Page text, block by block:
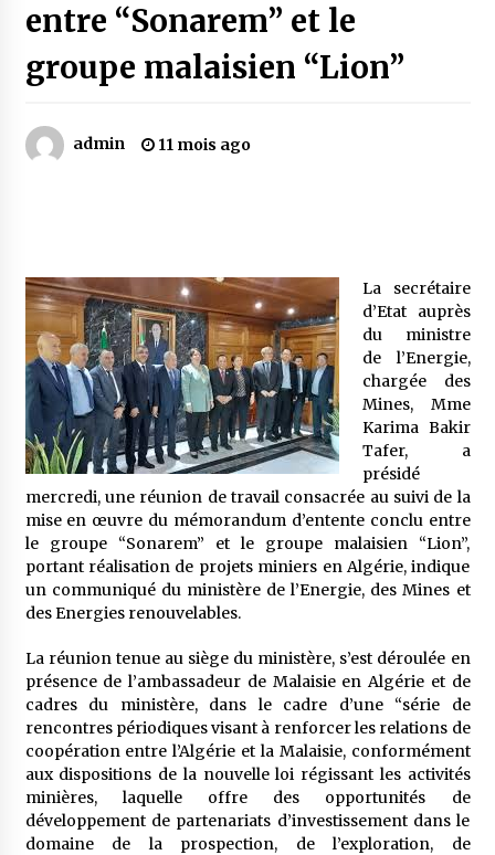
montagnards
Le bouc de l’Au-delà
5 ans ago
Le monstrueux vieillard (Un récit du Sud
algérien)
5 ans ago
Rencontre nocturne dans le désert (Un conte
touareg)
5 ans ago
Un conte targui/ Quand la tête est vide
5 ans ago
Tradition orale/ D’où viennent les contes et à
quoi servent-ils?
5 ans ago
entre “Sonarem” et le
groupe malaisien “Lion”
admin 11 mois ago
La secrétaire
d’Etat auprès
du ministre
de l’Energie,
chargée des
Mines, Mme
Karima Bakir
Tafer, a
présidé
mercredi, une réunion de travail consacrée au suivi de la
mise en œuvre du mémorandum d’entente conclu entre
le groupe “Sonarem” et le groupe malaisien “Lion”,
portant réalisation de projets miniers en Algérie, indique
un communiqué du ministère de l’Energie, des Mines et
des Energies renouvelables.
La réunion tenue au siège du ministère, s’est déroulée en
présence de l’ambassadeur de Malaisie en Algérie et de
cadres du ministère, dans le cadre d’une “série de
rencontres périodiques visant à renforcer les relations de
coopération entre l’Algérie et la Malaisie, conformément
aux dispositions de la nouvelle loi régissant les activités
minières, laquelle offre des opportunités de
développement de partenariats d’investissement dans le
domaine de la prospection, de l’exploration, de